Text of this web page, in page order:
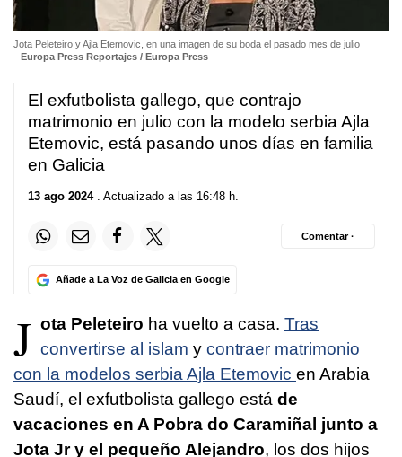
Jota Peleteiro y Ajla Etemovic, en una imagen de su boda el pasado mes de julio
Europa Press Reportajes / Europa Press
El exfutbolista gallego, que contrajo
matrimonio en julio con la modelo serbia Ajla
Etemovic, está pasando unos días en familia
en Galicia
13 ago 2024. Actualizado a las 16:48 h.
Añade a La Voz de Galicia en Google
Comentar ·
J ota Peleteiro ha vuelto a casa. Tras
convertirse al islam y contraer matrimonio
con la modelos serbia Ajla Etemovic en Arabia
Saudí, el exfutbolista gallego está de
vacaciones en A Pobra do Caramiñal junto a
Jota Jr y el pequeño Alejandro, los dos hijos